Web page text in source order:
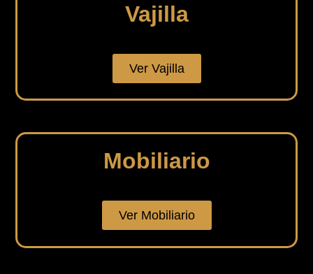
Vajilla
Ver Vajilla
Mobiliario
Ver Mobiliario